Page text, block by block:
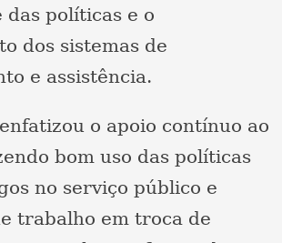
políticas e o
dos sistemas de
e assistência.
o apoio contínuo ao
bom uso das políticas
no serviço público e
trabalho em troca de